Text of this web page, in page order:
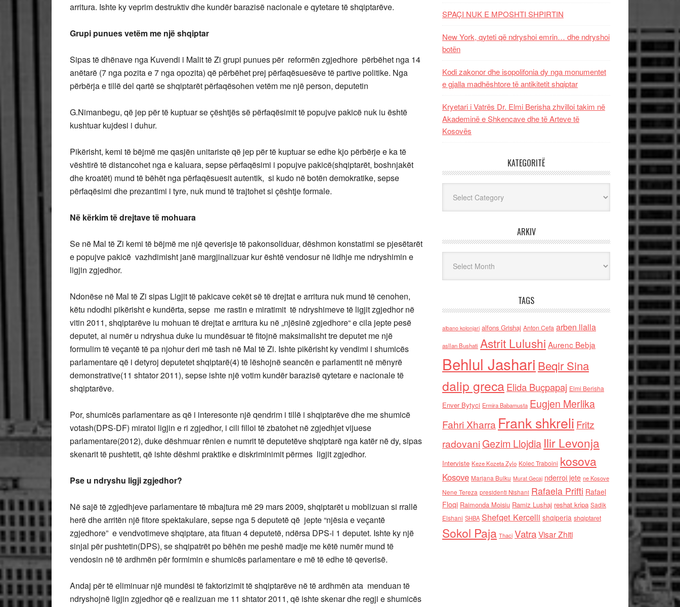
arritura. Ishte ky veprim destruktiv dhe kundër barazisë nacionale e qytetare të shqiptarëve.
Grupi punues vetëm me një shqiptar
Sipas të dhënave nga Kuvendi i Malit të Zi grupi punues për reformën zgjedhore përbëhet nga 14
anëtarë (7 nga pozita e 7 nga opozita) që përbëhet prej përfaqësuesëve të partive politike. Nga
përbërja e tillë del qartë se shqiptarët përfaqësohen vetëm me një person, deputetin
G.Nimanbegu, që jep për të kuptuar se çështjës së përfaqësimit të popujve pakicë nuk iu është
kushtuar kujdesi i duhur.
Pikërisht, kemi të bëjmë me qasjën unitariste që jep për të kuptuar se edhe kjo përbërje e ka të
vështirë të distancohet nga e kaluara, sepse përfaqësimi i popujve pakicë(shqiptarët, boshnjakët
dhe kroatët) mund të bëhët nga përfaqësuesit autentik, si kudo në botën demokratike, sepse
përfaqësimi dhe prezantimi i tyre, nuk mund të trajtohet si çështje formale.
Në kërkim të drejtave të mohuara
Se në Mal të Zi kemi të bëjmë me një qeverisje të pakonsoliduar, dëshmon konstatimi se pjesëtarët
e popujve pakicë vazhdimisht janë margjinalizuar kur është vendosur në lidhje me ndryshimin e
ligjin zgjedhor.
Ndonëse në Mal të Zi sipas Ligjit të pakicave cekët së të drejtat e arritura nuk mund të cenohen,
këtu ndodhi pikërisht e kundërta, sepse me rastin e miratimit të ndryshimeve të ligjit zgjedhor në
vitin 2011, shqiptarëve iu mohuan të drejtat e arritura ku në „njësinë zgjedhore“ e cila jepte pesë
deputet, ai numër u ndryshua duke iu mundësuar të fitojnë maksimalisht tre deputet me një
formulim të veçantë të pa njohur deri më tash në Mal të Zi. Ishte pikërisht ky vendimi i shumicës
parlamentare që i detyroj deputetet shqiptarë(4) të lëshojnë seancën e parlamentit në mënyrë
demonstrative(11 shtator 2011), sepse ishte një votim kundër barazisë qytetare e nacionale të
shqiptarëve.
Por, shumicës parlamentare as që i interesonte një qendrim i tillë i shqiptarëve dhe me shumicë
votash(DPS-DF) miratoi ligjin e ri zgjedhor, i cili filloi të zbatohet në zgjedhjet vijuese
parlamentare(2012), duke dëshmuar rënien e numrit të deputetëve shqiptarë nga katër në dy, sipas
skenarit të pushtetit, që ishte dëshmi praktike e diskriminimit përmes ligjit zgjedhor.
Pse u ndryshu ligji zgjedhor?
Në sajë të zgjedhjeve parlamentare të mbajtura më 29 mars 2009, shqiptarët u moblizuan si rrallë
herë dhe arritën një fitore spektakulare, sepse nga 5 deputetë që jepte “njësia e veçantë
zgjedhore” e vendvotimeve shqiptare, ata fituan 4 deputetë, ndërsa DPS-i 1 deputet. Ishte ky një
sinjal për pushtetin(DPS), se shqipatrët po bëhën me peshë madje me këtë numër mund të
vendosin në të ardhmën për formimin e shumicës parlamentare e më të edhe të qeverisë.
Andaj për të eliminuar një mundësi të faktorizimit të shqiptarëve në të ardhmën ata menduan të
ndryshojnë ligjin zgjedhor që e realizuan me 11 shtator 2011, që ishte skenar dhe regji e shumicës
SPAÇI NUK E MPOSHTI SHPIRTIN
New York, qyteti që ndryshoi emrin… dhe ndryshoi
botën
Kodi zakonor dhe isopolifonia dy nga monumentet
e gjalla madhështore të antikitetit shqiptar
Kryetari i Vatrës Dr. Elmi Berisha zhvilloi takim në
Akademinë e Shkencave dhe të Arteve të
Kosovës
KATEGORITË
ARKIV
TAGS
albano kolonjari alfons Grishaj Anton Cefa arben llalla
asllan Bushati Astrit Lulushi Aurenc Bebja
Behlul Jashari Beqir Sina
dalip grecaElida Buçpapaj Elmi Berisha
Enver Bytyci Ermira Babamusta Eugjen Merlika
Fahri Xharra Frank shkreli Fritz
radovaniGezim Llojdia Ilir Levonja
Interviste Keze Kozeta Zylo Kolec Traboini kosova
Kosove Marjana Bulku Murat Gecaj nderroi jete ne Kosove
Nene Tereza presidenti Nishani Rafaela Prifti Rafael
Floqi Raimonda Moisiu Ramiz Lushaj reshat kripa Sadik
Elshani SHBA Shefqet Kercelli shqiperia shqiptaret
Sokol Paja Thaci VatraVisar Zhiti